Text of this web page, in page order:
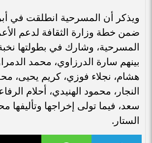
ويذكر أن المسرحية انطلقت في
ضمن خطة وزارة الثقافة لدعم
المسرحية، وشارك في بطولتها
بينهم سارة الدرزاوي، محمد
هشام، نجلاء فوزي، كريم يحيى،
النجار، محمود الهنيدي، أحلام
سعد، فيما تولى إخراجها وتأليفها
الستار.